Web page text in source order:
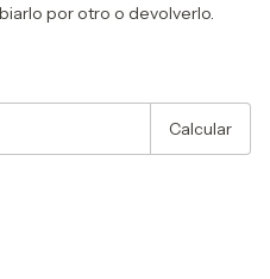
por otro o devolverlo.
Calcular